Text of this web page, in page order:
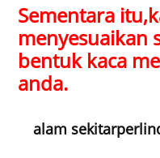
Sementara itu,
menyesuaikan
bentuk kaca
anda.
alam sekitar